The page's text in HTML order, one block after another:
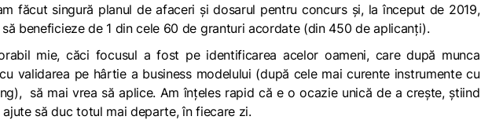
făcut singură planul de afaceri și dosarul pentru concurs și, la început de 2019,
beneficieze de 1 din cele 60 de granturi acordate (din 450 de aplicanți).
mie, căci focusul a fost pe identificarea acelor oameni, care după munca
validarea pe hârtie a business modelului (după cele mai curente instrumente cu
să mai vrea să aplice. Am înțeles rapid că e o ocazie unică de a crește, știind
ajute să duc totul mai departe, în fiecare zi.